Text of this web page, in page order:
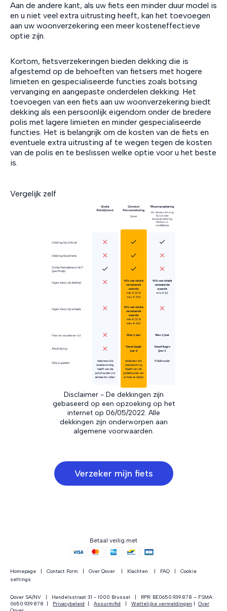
Aan de andere kant, als uw fiets een minder duur model is
en u niet veel extra uitrusting heeft, kan het toevoegen
aan uw woonverzekering een meer kosteneffectieve
optie zijn.
Kortom, fietsverzekeringen bieden dekking die is
afgestemd op de behoeften van fietsers met hogere
limieten en gespecialiseerde functies zoals botsing
vervanging en aangepaste onderdelen dekking. Het
toevoegen van een fiets aan uw woonverzekering biedt
dekking als een persoonlijk eigendom onder de bredere
polis met lagere limieten en minder gespecialiseerde
functies. Het is belangrijk om de kosten van de fiets en
eventuele extra uitrusting af te wegen tegen de kosten
van de polis en te beslissen welke optie voor u het beste
is.
Vergelijk zelf
Disclaimer - De dekkingen zijn
gebaseerd op een opzoeking op het
internet op 06/05/2022. Alle
dekkingen zijn onderworpen aan
algemene voorwaarden.
Verzeker mijn fiets
Betaal veilig met
Homepage Contact Form Over Qover Klachten FAQ | Cookie
settings
Qover SA/NV | Handelsstraat 31 - 1000 Brussel | RPR: BE0650.939.878 – FSMA:
0650.939.878 | Privacybeleid Assurmifid Wettelijke vermeldingen
Over